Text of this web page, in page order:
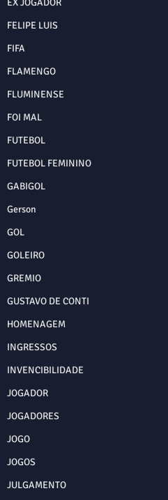
FELIPE LUIS
FIFA
FLAMENGO
FLUMINENSE
FOI MAL
FUTEBOL
FUTEBOL FEMININO
GABIGOL
Gerson
GOL
GOLEIRO
GREMIO
GUSTAVO DE CONTI
HOMENAGEM
INGRESSOS
INVENCIBILIDADE
JOGADOR
JOGADORES
JOGO
JOGOS
JULGAMENTO